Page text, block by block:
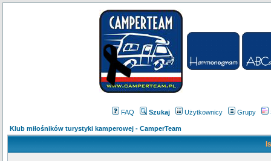
FAQ Szukaj Użytkownicy Grupy
Klub miłośników turystyki kamperowej - CamperTeam